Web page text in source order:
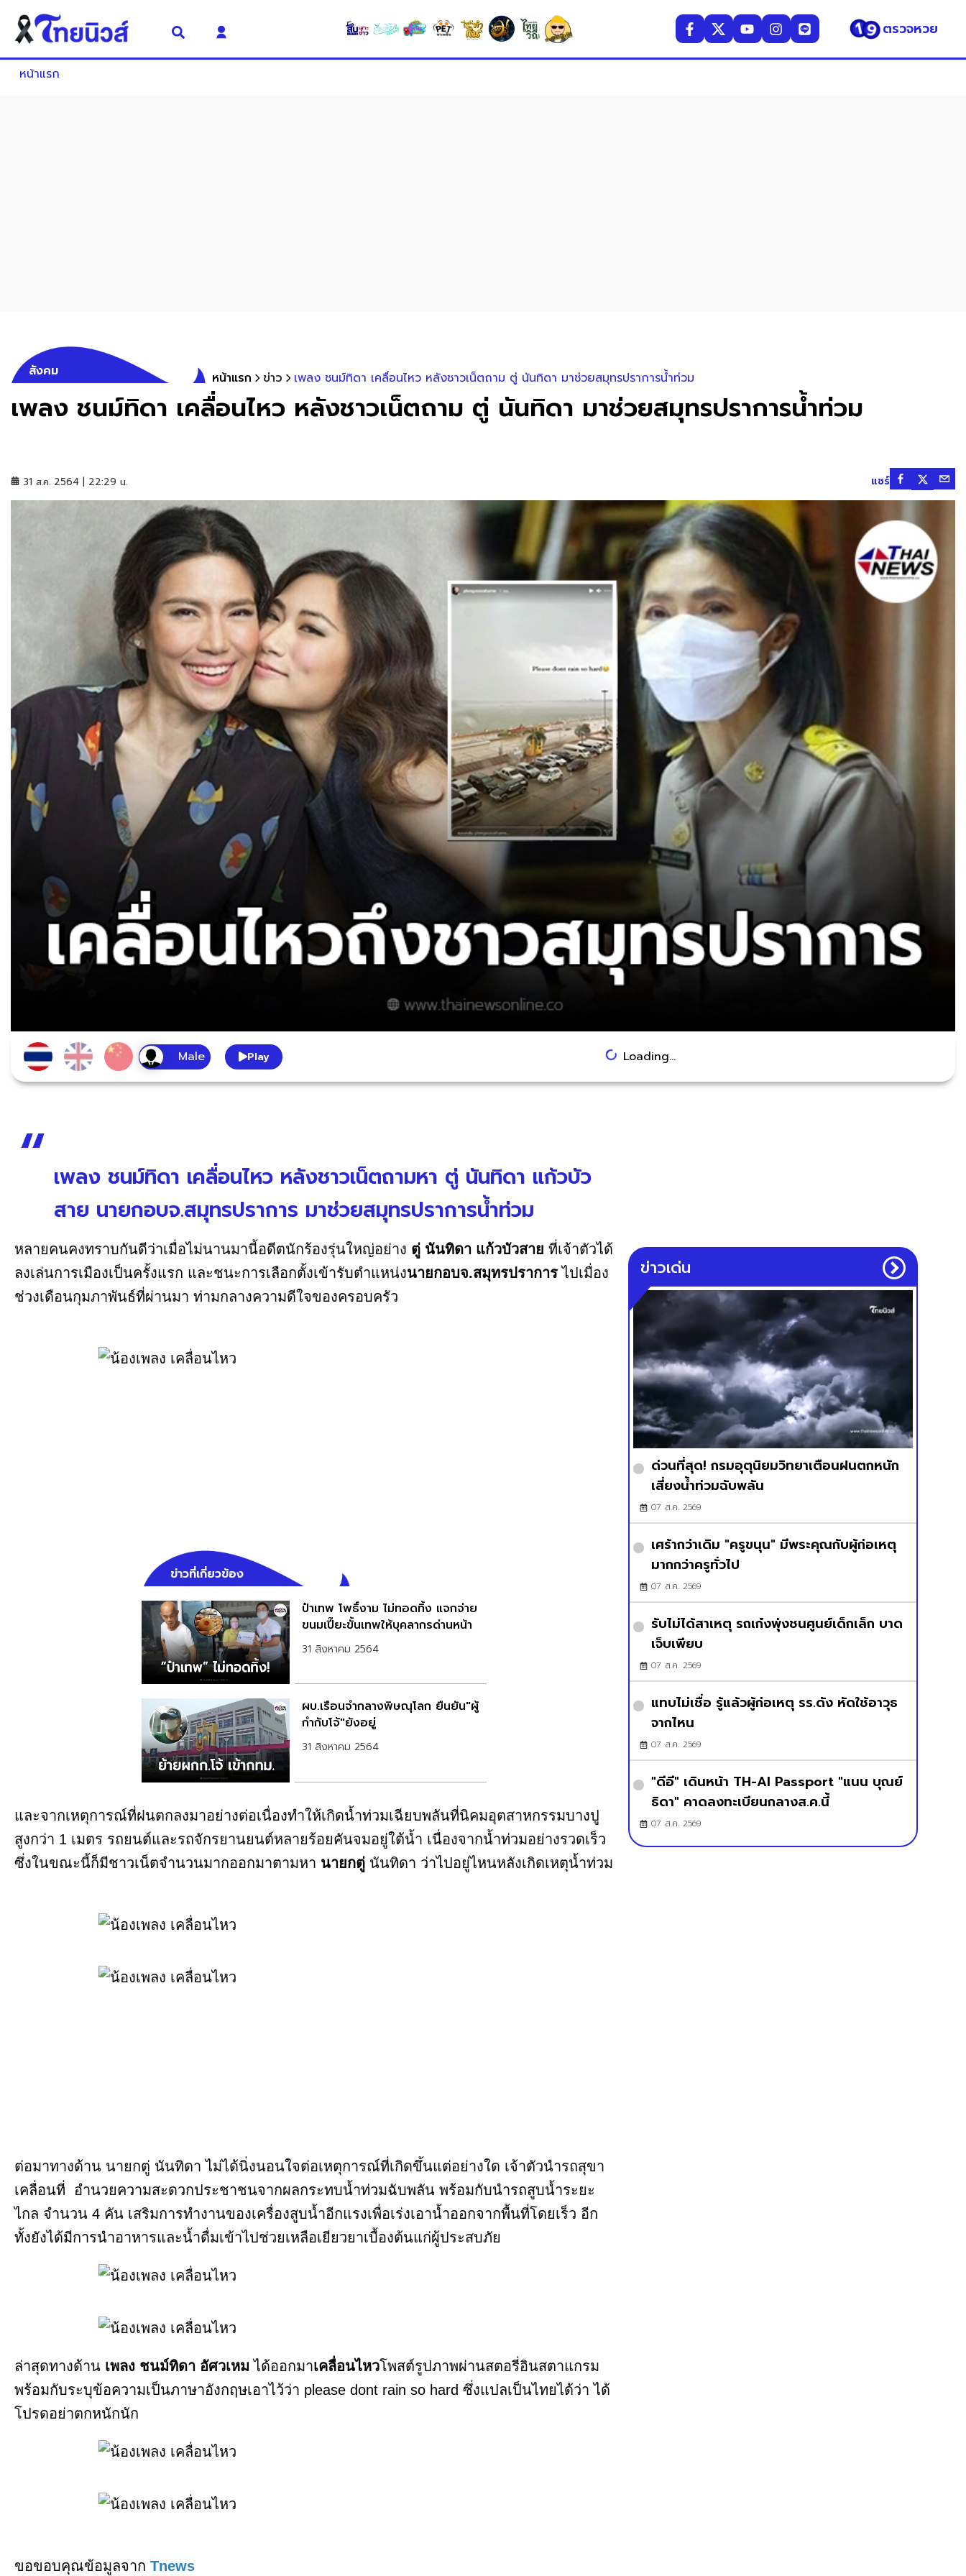
ตรวจหวย
หน้าแรก
สังคม หน้าแรก ข่าว เพลง ชนม์ทิดา เคลื่อนไหว หลังชาวเน็ตถาม ตู่ นันทิดา มาช่วยสมุทรปราการน้ำท่วม
เพลง ชนม์ทิดา เคลื่อนไหว หลังชาวเน็ตถาม ตู่ นันทิดา มาช่วยสมุทรปราการน้ำท่วม
31 ส.ค. 2564 | 22:29 น. แชร์
Play Loading...
เพลง ชนม์ทิดา เคลื่อนไหว หลังชาวเน็ตถามหา ตู่ นันทิดา แก้วบัว
สาย นายกอบจ.สมุทรปราการ มาช่วยสมุทรปราการน้ำท่วม
หลายคนคงทราบกันดีว่าเมื่อไม่นานมานี้อดีตนักร้องรุ่นใหญ่อย่าง ตู่ นันทิดา แก้วบัวสาย ที่เจ้าตัวได้
ลงเล่นการเมืองเป็นครั้งแรก และชนะการเลือกตั้งเข้ารับตำแหน่งนายกอบจ.สมุทรปราการ ไปเมื่อง
ช่วงเดือนกุมภาพันธ์ที่ผ่านมา ท่ามกลางความดีใจของครอบครัว
ข่าวที่เกี่ยวข้อง
ป๋าเทพ โพธิ์งาม ไม่ทอดทิ้ง แจกจ่าย
ขนมเปี๊ยะขั้นเทพให้บุคลากรด่านหน้า
31 สิงหาคม 2564
ผบ.เรือนจำกลางพิษณุโลก ยืนยัน"ผู้
กำกับโจ้"ยังอยู่
31 สิงหาคม 2564
และจากเหตุการณ์ที่ฝนตกลงมาอย่างต่อเนื่องทำให้เกิดน้ำท่วมเฉียบพลันที่นิคมอุตสาหกรรมบางปู
สูงกว่า 1 เมตร รถยนต์และรถจักรยานยนต์หลายร้อยคันจมอยู่ใต้น้ำ เนื่องจากน้ำท่วมอย่างรวดเร็ว
ซึ่งในขณะนี้ก็มีชาวเน็ตจำนวนมากออกมาตามหา นายกตู่ นันทิดา ว่าไปอยู่ไหนหลังเกิดเหตุน้ำท่วม
ต่อมาทางด้าน นายกตู่ นันทิดา ไม่ได้นิ่งนอนใจต่อเหตุการณ์ที่เกิดขึ้นแต่อย่างใด เจ้าตัวนำรถสุขา
เคลื่อนที่ อำนวยความสะดวกประชาชนจากผลกระทบน้ำท่วมฉับพลัน พร้อมกับนำรถสูบน้ำระยะ
ไกล จำนวน 4 คัน เสริมการทำงานของเครื่องสูบน้ำอีกแรงเพื่อเร่งเอาน้ำออกจากพื้นที่โดยเร็ว อีก
ทั้งยังได้มีการนำอาหารและน้ำดื่มเข้าไปช่วยเหลือเยียวยาเบื้องต้นแก่ผู้ประสบภัย
ล่าสุดทางด้าน เพลง ชนม์ทิดา อัศวเหม ได้ออกมาเคลื่อนไหวโพสต์รูปภาพผ่านสตอรี่อินสตาแกรม
พร้อมกับระบุข้อความเป็นภาษาอังกฤษเอาไว้ว่า please dont rain so hard ซึ่งแปลเป็นไทยได้ว่า ได้
โปรดอย่าตกหนักนัก
ขอขอบคุณข้อมูลจาก Tnews
ข่าวเด่น
ด่วนที่สุด! กรมอุตุนิยมวิทยาเตือนฝนตกหนัก
เสี่ยงน้ำท่วมฉับพลัน
07 ส.ค. 2569
เศร้ากว่าเดิม "ครูขนุน" มีพระคุณกับผู้ก่อเหตุ
มากกว่าครูทั่วไป
07 ส.ค. 2569
รับไม่ได้สาเหตุ รถเก๋งพุ่งชนศูนย์เด็กเล็ก บาด
เจ็บเพียบ
07 ส.ค. 2569
แทบไม่เชื่อ รู้แล้วผู้ก่อเหตุ รร.ดัง หัดใช้อาวุธ
จากไหน
07 ส.ค. 2569
"ดีอี" เดินหน้า TH-AI Passport "แนน บุณย์
ธิดา" คาดลงทะเบียนกลางส.ค.นี้
07 ส.ค. 2569